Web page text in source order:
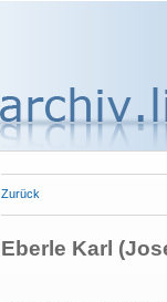
Zurück
Eberle Karl